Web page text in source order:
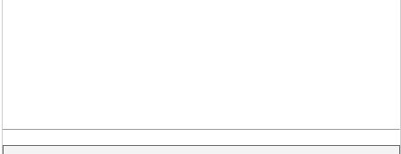
ประสาน สตช.สายด่วน 1441 อายัดบัญชี-ตามเงินได้
คืนครบ